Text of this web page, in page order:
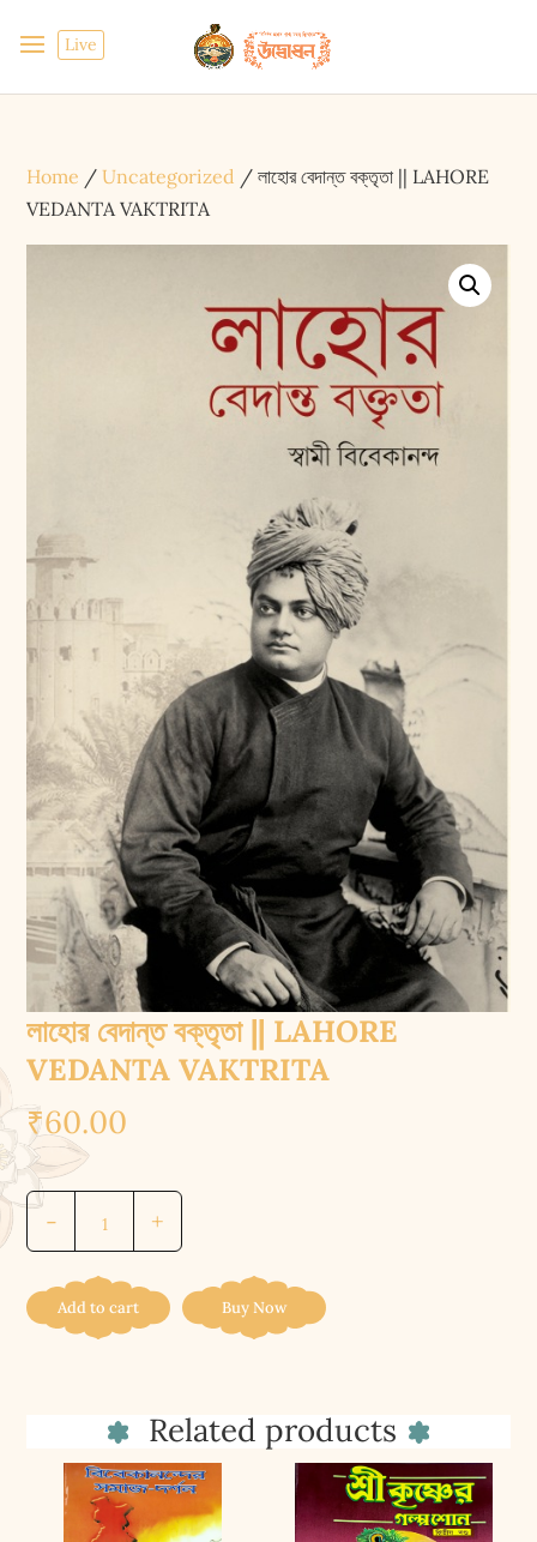
Live
Home /Uncategorized / লাহোর বেদান্ত বক্তৃতা || LAHORE
VEDANTA VAKTRITA
লাহোর বেদান্ত বক্তৃতা || LAHORE
VEDANTA VAKTRITA
₹60.00
-
বেদান্ত
বক্তৃতা
||
LAHORE
quantity
+
Add to cart Buy Now
Related products